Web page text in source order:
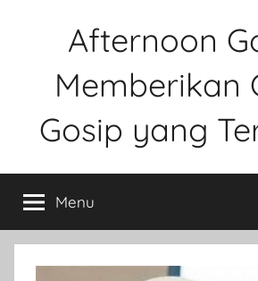
Afternoon
Memberikan
Gosip yang
Tentang
Ke
Gosipan
Menu